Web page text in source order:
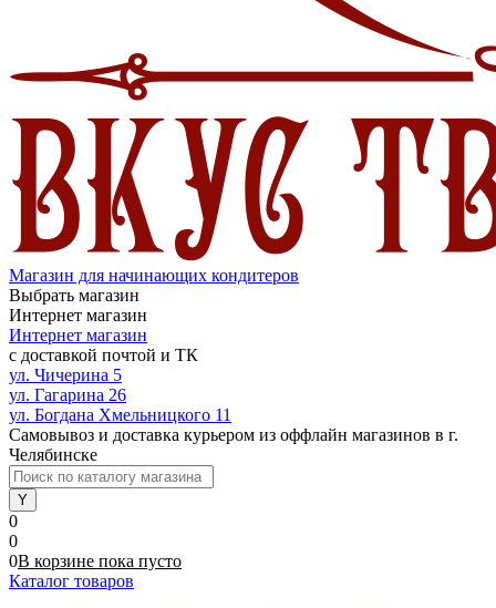
Магазин для начинающих кондитеров
Выбрать магазин
Интернет магазин
Интернет магазин
с доставкой почтой и ТК
ул. Чичерина 5
ул. Гагарина 26
ул. Богдана Хмельницкого 11
Самовывоз и доставка курьером из оффлайн магазинов в г.
Челябинске
0
0
0В корзине пока пусто
Каталог товаров